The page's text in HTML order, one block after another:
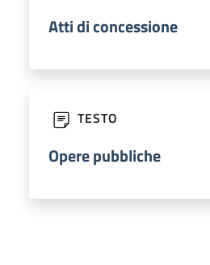
Atti di concessione
TESTO
Opere pubbliche